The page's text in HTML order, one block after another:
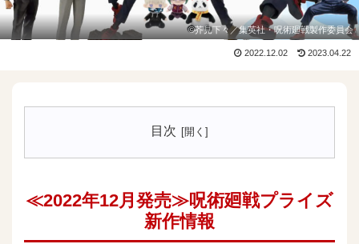
©芥見下々／集英社・呪術廻戦製作委員会
2022.12.02 2023.04.22
目次
≪2022年12月発売≫呪術廻戦プライズ
新作情報